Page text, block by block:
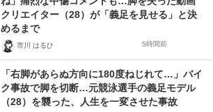
クリエイター（28）が「義足を見せる」と決
めるまで
市川 はるひ 5時間前
「右脚があらぬ方向に180度ねじれて…」バイ
ク事故で脚を切断…元競泳選手の義足モデル
（28）を襲った、人生を一変させた事故